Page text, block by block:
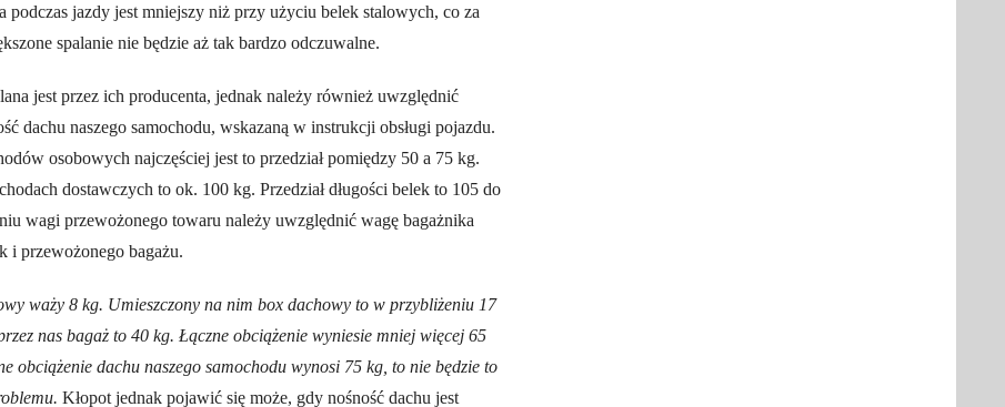
podczas jazdy jest mniejszy niż przy użyciu belek stalowych, co za
spalanie nie będzie aż tak bardzo odczuwalne.
jest przez ich producenta, jednak należy również uwzględnić
dachu naszego samochodu, wskazaną w instrukcji obsługi pojazdu.
osobowych najczęściej jest to przedział pomiędzy 50 a 75 kg.
dostawczych to ok. 100 kg. Przedział długości belek to 105 do
wagi przewożonego towaru należy uwzględnić wagę bagażnika
i przewożonego bagażu.
waży 8 kg. Umieszczony na nim box dachowy to w przybliżeniu 17
nas bagaż to 40 kg. Łączne obciążenie wyniesie mniej więcej 65
obciążenie dachu naszego samochodu wynosi 75 kg, to nie będzie to
Kłopot jednak pojawić się może, gdy nośność dachu jest